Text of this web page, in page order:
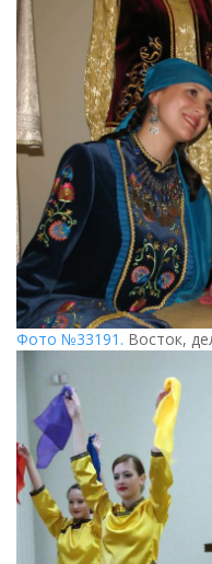
Фото №33191. Восток,